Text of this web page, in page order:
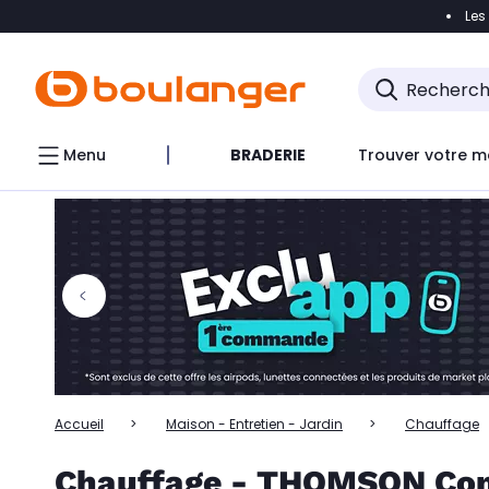
Accéder
Accéder directement au chatbot
Menu BRADERIE Trouver votre
Accueil Maison - Entretien - Jardin Chauffage